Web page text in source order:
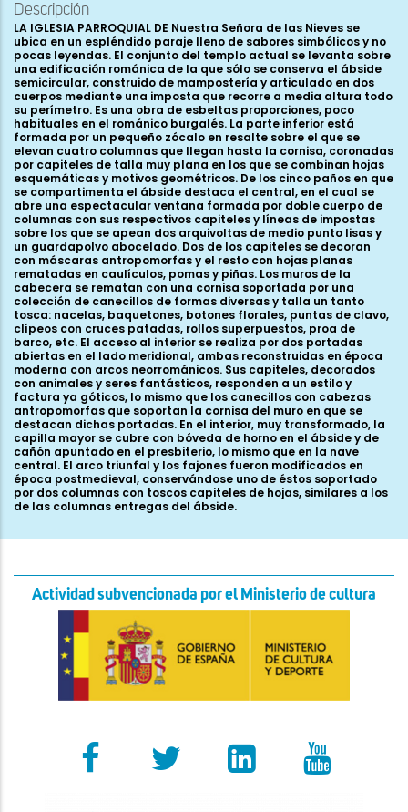
Descripción
LA IGLESIA PARROQUIAL DE Nuestra Señora de las Nieves se
ubica en un espléndido paraje lleno de sabores simbólicos y no
pocas leyendas. El conjunto del templo actual se levanta sobre
una edificación románica de la que sólo se conserva el ábside
semicircular, construido de mampostería y articulado en dos
cuerpos mediante una imposta que recorre a media altura todo
su perímetro. Es una obra de esbeltas proporciones, poco
habituales en el románico burgalés. La parte inferior está
formada por un pequeño zócalo en resalte sobre el que se
elevan cuatro columnas que llegan hasta la cornisa, coronadas
por capiteles de talla muy plana en los que se combinan hojas
esquemáticas y motivos geométricos. De los cinco paños en que
se compartimenta el ábside destaca el central, en el cual se
abre una espectacular ventana formada por doble cuerpo de
columnas con sus respectivos capiteles y líneas de impostas
sobre los que se apean dos arquivoltas de medio punto lisas y
un guardapolvo abocelado. Dos de los capiteles se decoran
con máscaras antropomorfas y el resto con hojas planas
rematadas en caulículos, pomas y piñas. Los muros de la
cabecera se rematan con una cornisa soportada por una
colección de canecillos de formas diversas y talla un tanto
tosca: nacelas, baquetones, botones florales, puntas de clavo,
clípeos con cruces patadas, rollos superpuestos, proa de
barco, etc. El acceso al interior se realiza por dos portadas
abiertas en el lado meridional, ambas reconstruidas en época
moderna con arcos neorrománicos. Sus capiteles, decorados
con animales y seres fantásticos, responden a un estilo y
factura ya góticos, lo mismo que los canecillos con cabezas
antropomorfas que soportan la cornisa del muro en que se
destacan dichas portadas. En el interior, muy transformado, la
capilla mayor se cubre con bóveda de horno en el ábside y de
cañón apuntado en el presbiterio, lo mismo que en la nave
central. El arco triunfal y los fajones fueron modificados en
época postmedieval, conservándose uno de éstos soportado
por dos columnas con toscos capiteles de hojas, similares a los
de las columnas entregas del ábside.
Actividad subvencionada por el Ministerio de cultura